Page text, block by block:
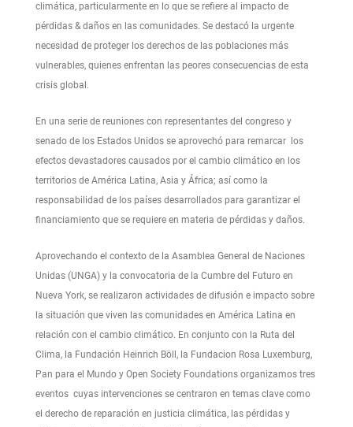
climática, particularmente en lo que se refiere al impacto de
pérdidas & daños en las comunidades. Se destacó la urgente
necesidad de proteger los derechos de las poblaciones más
vulnerables, quienes enfrentan las peores consecuencias de esta
crisis global.
En una serie de reuniones con representantes del congreso y
senado de los Estados Unidos se aprovechó para remarcar los
efectos devastadores causados por el cambio climático en los
territorios de América Latina, Asia y África; así como la
responsabilidad de los países desarrollados para garantizar el
financiamiento que se requiere en materia de pérdidas y daños.
Aprovechando el contexto de la Asamblea General de Naciones
Unidas (UNGA) y la convocatoria de la Cumbre del Futuro en
Nueva York, se realizaron actividades de difusión e impacto sobre
la situación que viven las comunidades en América Latina en
relación con el cambio climático. En conjunto con la Ruta del
Clima, la Fundación Heinrich Böll, la Fundacion Rosa Luxemburg,
Pan para el Mundo y Open Society Foundations organizamos tres
eventos cuyas intervenciones se centraron en temas clave como
el derecho de reparación en justicia climática, las pérdidas y